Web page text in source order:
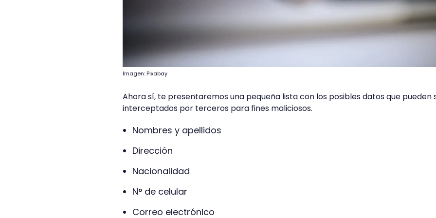
Imagen: Pixabay
Ahora sí, te presentaremos una pequeña lista con los posibles datos que pueden
interceptados por terceros para fines maliciosos.
Nombres y apellidos
Dirección
Nacionalidad
N° de celular
Correo electrónico